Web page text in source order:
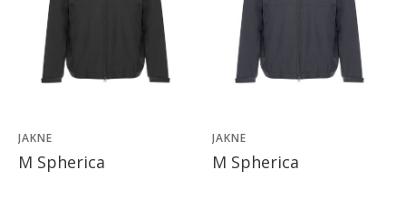
JAKNE
M Spherica
JAKNE
M Spherica